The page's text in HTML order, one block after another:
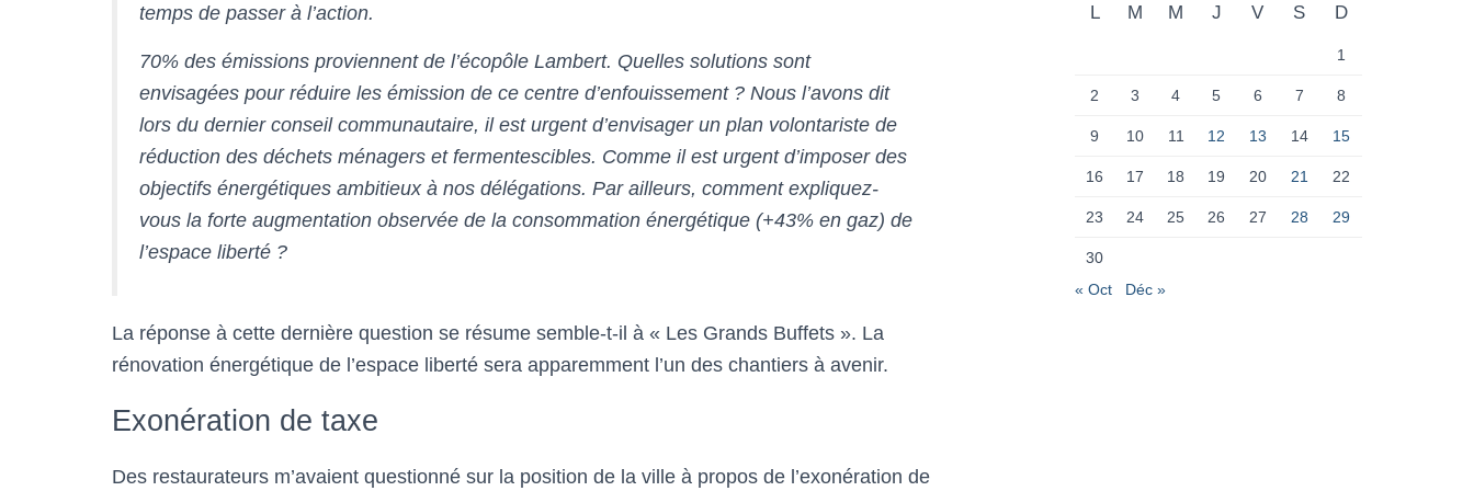
temps de passer à l’action.
70% des émissions proviennent de l’écopôle Lambert. Quelles solutions sont
envisagées pour réduire les émission de ce centre d’enfouissement ? Nous l’avons dit
lors du dernier conseil communautaire, il est urgent d’envisager un plan volontariste de
réduction des déchets ménagers et fermentescibles. Comme il est urgent d’imposer des
objectifs énergétiques ambitieux à nos délégations. Par ailleurs, comment expliquez-
vous la forte augmentation observée de la consommation énergétique (+43% en gaz) de
l’espace liberté ?
La réponse à cette dernière question se résume semble-t-il à « Les Grands Buffets ». La
rénovation énergétique de l’espace liberté sera apparemment l’un des chantiers à avenir.
Exonération de taxe
Des restaurateurs m’avaient questionné sur la position de la ville à propos de l’exonération de
L M M J V S D
1
2 3 4 5 6 7 8
9 10 11 12 13 14 15
16 17 18 19 20 21 22
23 24 25 26 27 28 29
30
« Oct
Déc »